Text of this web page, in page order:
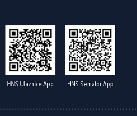
HNS Ulaznice App HNS Semafor App